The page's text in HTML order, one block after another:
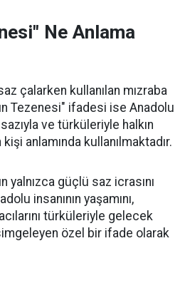
Ne Anlama
çalarken kullanılan mızraba
Tezenesi" ifadesi ise Anadolu
ve türküleriyle halkın
anlamında kullanılmaktadır.
yalnızca güçlü saz icrasını
insanının yaşamını,
türküleriyle gelecek
özel bir ifade olarak